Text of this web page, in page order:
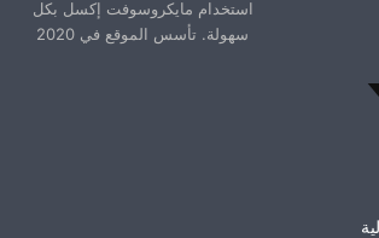
استخدام مايكروسوفت إكسل بكل
سهولة. تأسس الموقع في 2020